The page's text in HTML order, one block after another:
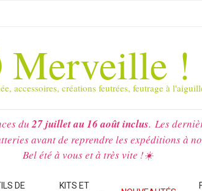
Merveille !
accessoires, créations feutrées, feutrage à
du27 juillet au 16 août inclus. Les
avant de reprendre les expéditions à
Bel été à vous et à très vite !☀️
DE
KITS ET